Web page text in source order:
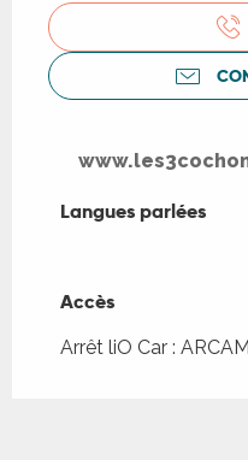
Langues parlées
Langues parlées
Accès
Accès
Arrêt liO Car :